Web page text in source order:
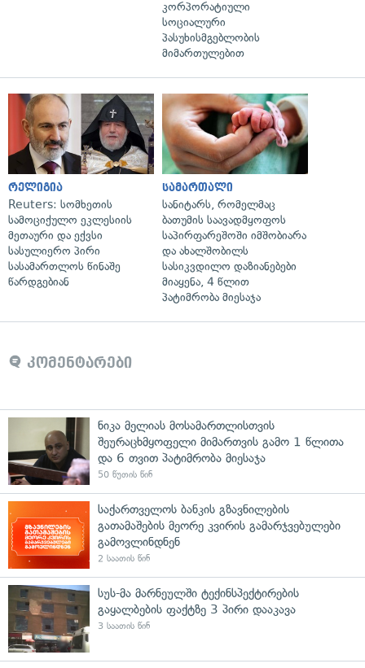
კორპორატიული
სოციალური
პასუხისმგებლობის
მიმართულებით
რელიგია
Reuters: სომხეთის
სამოციქულო ეკლესიის
მეთაური და ექვსი
სასულიერო პირი
სასამართლოს წინაშე
წარდგებიან
სამართალი
სანიტარს, რომელმაც
ბათუმის საავადმყოფოს
საპირფარეშოში იმშობიარა
და ახალშობილს
სასიკვდილო დაზიანებები
მიაყენა, 4 წლით
პატიმრობა მიესაჯა
კომენტარები
ნიკა მელიას მოსამართლისთვის
შეურაცხმყოფელი მიმართვის გამო 1 წლითა
და 6 თვით პატიმრობა მიესაჯა
50 წუთის წინ
საქართველოს ბანკის გზავნილების
გათამაშების მეორე კვირის გამარჯვებულები
გამოვლინდნენ
2 საათის წინ
სუს-მა მარნეულში ტექინსპექტირების
გაყალბების ფაქტზე 3 პირი დააკავა
3 საათის წინ